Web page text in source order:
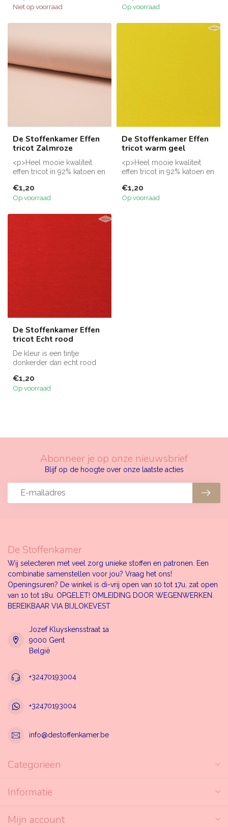
Niet op voorraad Op voorraad
De Stoffenkamer Effen
tricot Zalmroze
<p>Heel mooie kwaliteit
effen tricot in 92% katoen en
€1,20
Op voorraad
De Stoffenkamer Effen
tricot warm geel
<p>Heel mooie kwaliteit
effen tricot in 92% katoen en
€1,20
Op voorraad
De Stoffenkamer Effen
tricot Echt rood
De kleur is een tintje
donkerder dan echt rood
€1,20
Op voorraad
Abonneer je op onze nieuwsbrief
Blijf op de hoogte over onze laatste acties
De Stoffenkamer
Wij selecteren met veel zorg unieke stoffen en patronen. Een
combinatie samenstellen voor jou? Vraag het ons!
Openingsuren? De winkel is di-vrij open van 10 tot 17u, zat open
van 10 tot 18u. OPGELET! OMLEIDING DOOR WEGENWERKEN.
BEREIKBAAR VIA BIJLOKEVEST
Jozef Kluyskensstraat 1a
9000 Gent
België
+32470193004
+32470193004
info@destoffenkamer.be
Categorieën
Informatie
Mijn account